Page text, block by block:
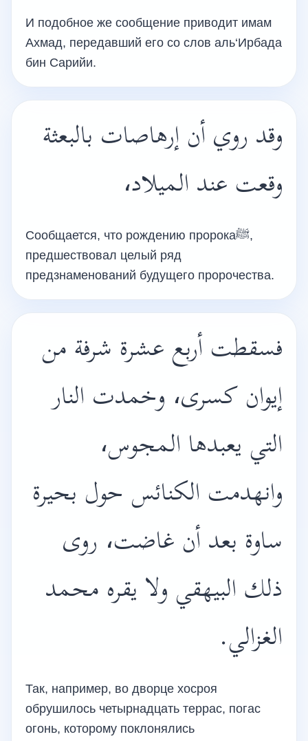
И подобное же сообщение приводит имам
Ахмад, передавший его со слов аль‘Ирбада
бин Сарийи.
وقد روي أن إرهاصات بالبعثة
وقعت عند الميلاد،
Сообщается, что рождению пророкаﷺ,
предшествовал целый ряд
предзнаменований будущего пророчества.
فسقطت أربع عشرة شرفة من
إيوان كسرى، وخمدت النار
التي يعبدها المجوس،
وانهدمت الكنائس حول بحيرة
ساوة بعد أن غاضت، روى
ذلك البيهقي ولا يقره محمد
الغزالي.
Так, например, во дворце хосроя
обрушилось четырнадцать террас, погас
огонь, которому поклонялись